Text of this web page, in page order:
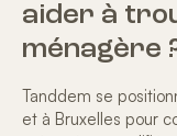
aider à
ménagère
Tanddem se
et à Bruxelles pour